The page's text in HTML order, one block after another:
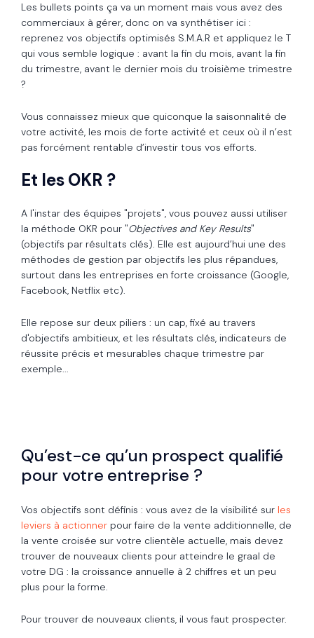
Les bullets points ça va un moment mais vous avez des
commerciaux à gérer, donc on va synthétiser ici :
reprenez vos objectifs optimisés S.M.A.R et appliquez le T
qui vous semble logique : avant la fin du mois, avant la fin
du trimestre, avant le dernier mois du troisième trimestre
?
Vous connaissez mieux que quiconque la saisonnalité de
votre activité, les mois de forte activité et ceux où il n’est
pas forcément rentable d’investir tous vos efforts.
Et les OKR ?
A l'instar des équipes "projets", vous pouvez aussi utiliser
la méthode OKR pour "Objectives and Key Results"
(objectifs par résultats clés). Elle est aujourd’hui une des
méthodes de gestion par objectifs les plus répandues,
surtout dans les entreprises en forte croissance (Google,
Facebook, Netflix etc).
Elle repose sur deux piliers : un cap, fixé au travers
d'objectifs ambitieux, et les résultats clés, indicateurs de
réussite précis et mesurables chaque trimestre par
exemple...
Qu’est-ce qu’un prospect qualifié
pour votre entreprise ?
Vos objectifs sont définis : vous avez de la visibilité sur les
leviers à actionner pour faire de la vente additionnelle, de
la vente croisée sur votre clientèle actuelle, mais devez
trouver de nouveaux clients pour atteindre le graal de
votre DG : la croissance annuelle à 2 chiffres et un peu
plus pour la forme.
Pour trouver de nouveaux clients, il vous faut prospecter.